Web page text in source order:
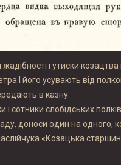
і утиски
I його усувають від
в казну.
сотники слобідських
доноси один на одного,
«Козацька